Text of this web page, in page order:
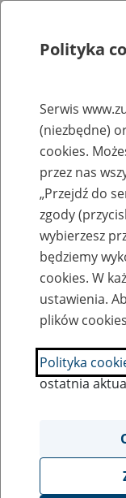
Rejestry, ewidencje i archiwa
Baza
Nazwa zakładu pracy:
SZUKAJ
Wyświetl
Polityka
Serwis
(niezbędne)
cookies.
przez nas
„Przejdź do
zgody
wybierzesz
będziemy
cookies. W
ustawienia.
plików
Polityka
ostatnia